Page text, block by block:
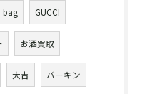
bag GUCCI
お酒買取
大吉 バーキン